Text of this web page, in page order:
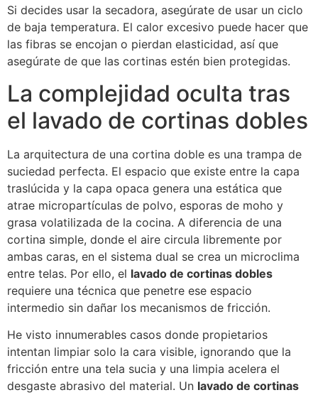
Si decides usar la secadora, asegúrate de usar un ciclo
de baja temperatura. El calor excesivo puede hacer que
las fibras se encojan o pierdan elasticidad, así que
asegúrate de que las cortinas estén bien protegidas.
La complejidad oculta tras
el lavado de cortinas dobles
La arquitectura de una cortina doble es una trampa de
suciedad perfecta. El espacio que existe entre la capa
traslúcida y la capa opaca genera una estática que
atrae micropartículas de polvo, esporas de moho y
grasa volatilizada de la cocina. A diferencia de una
cortina simple, donde el aire circula libremente por
ambas caras, en el sistema dual se crea un microclima
entre telas. Por ello, el lavado de cortinas dobles
requiere una técnica que penetre ese espacio
intermedio sin dañar los mecanismos de fricción.
He visto innumerables casos donde propietarios
intentan limpiar solo la cara visible, ignorando que la
fricción entre una tela sucia y una limpia acelera el
desgaste abrasivo del material. Un lavado de cortinas